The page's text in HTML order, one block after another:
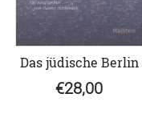
Das jüdische Berlin
€28,00